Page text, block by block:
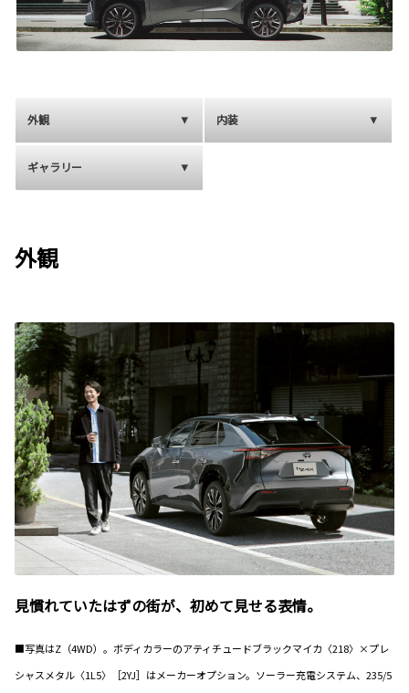
外観 内装
ギャラリー
外観
見慣れていたはずの街が、初めて見せる表情。
■写真はZ（4WD）。ボディカラーのアティチュードブラックマイカ〈218〉×プレ
シャスメタル〈1L5〉［2YJ］はメーカーオプション。ソーラー充電システム、235/5